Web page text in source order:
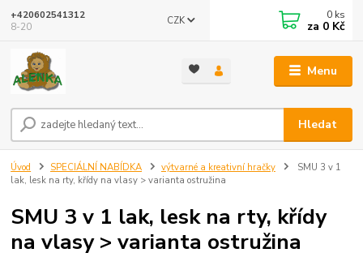
Menu
CZK
Hledat
+420602541312
8-20
0 ks
za 0 Kč
Úvod SPECIÁLNÍ NABÍDKA výtvarné a kreativní hračky
SMU 3 v 1
lak, lesk na rty, křídy na vlasy > varianta ostružina
SMU 3 v 1 lak, lesk na rty, křídy
na vlasy > varianta ostružina